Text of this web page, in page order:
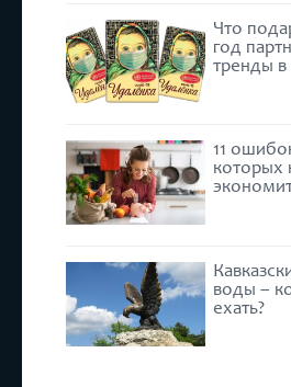
Что
год
тренды в
11
которых
воды –
ехать?